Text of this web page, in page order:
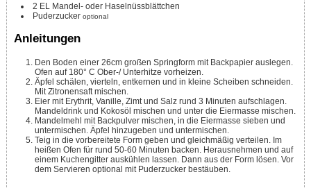
2 EL
Mandel- oder Haselnüssblättchen
Puderzucker optional
Anleitungen
Den Boden einer 26cm großen Springform mit Backpapier auslegen.
Ofen auf 180° C Ober-/ Unterhitze vorheizen.
Äpfel schälen, vierteln, entkernen und in kleine Scheiben schneiden.
Mit Zitronensaft mischen.
Eier mit Erythrit, Vanille, Zimt und Salz rund 3 Minuten aufschlagen.
Mandeldrink und Kokosöl mischen und unter die Eiermasse mischen.
Mandelmehl mit Backpulver mischen, in die Eiermasse sieben und
untermischen. Äpfel hinzugeben und untermischen.
Teig in die vorbereitete Form geben und gleichmäßig verteilen. Im
heißen Ofen für rund 50-60 Minuten backen. Herausnehmen und auf
einem Kuchengitter auskühlen lassen. Dann aus der Form lösen. Vor
dem Servieren optional mit Puderzucker bestäuben.